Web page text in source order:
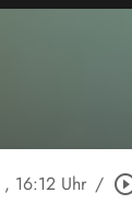
, 16:12 Uhr /